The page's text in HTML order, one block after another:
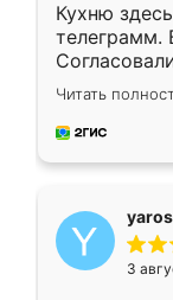
Кухню
телеграмм.
недели
довольны
мебель за
Читать
3